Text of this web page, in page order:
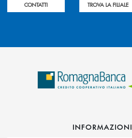
CONTATTI TROVA LA FILIALE
INFORMAZIONI